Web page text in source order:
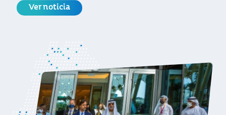
Ver noticia